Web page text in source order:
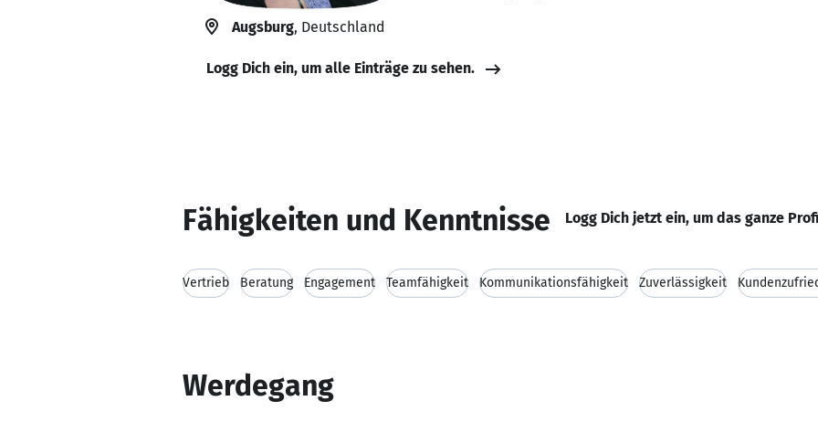
Augsburg, Deutschland
Logg Dich ein, um alle Einträge zu sehen.
Fähigkeiten und Kenntnisse Logg Dich jetzt ein, um das ganze
Vertrieb Beratung Engagement Teamfähigkeit Kommunikationsfähigkeit Zuverlässigkeit
Werdegang